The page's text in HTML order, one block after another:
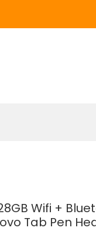
Wifi +
Tab Pen